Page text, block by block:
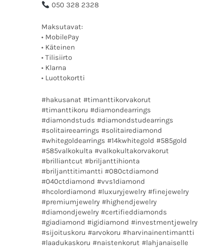
050 328 2328
Maksutavat:
• MobilePay
• Käteinen
• Tilisiirto
• Klarna
• Luottokortti
#hakusanat #timanttikorvakorut
#timanttikoru #diamondearrings
#diamondstuds #diamondstudearrings
#solitaireearrings #solitairediamond
#whitegoldearrings #14kwhitegold #585gold
#585valkokulta #valkokultakorvakorut
#brilliantcut #briljanttihionta
#briljanttitimantti #080ctdiamond
#040ctdiamond #vvs1diamond
#hcolordiamond #luxuryjewelry #finejewelry
#premiumjewelry #highendjewelry
#diamondjewelry #certifieddiamonds
#giadiamond #igidiamond #investmentjewelry
#sijoituskoru #arvokoru #harvinainentimantti
#laadukaskoru #naistenkorut #lahjanaiselle